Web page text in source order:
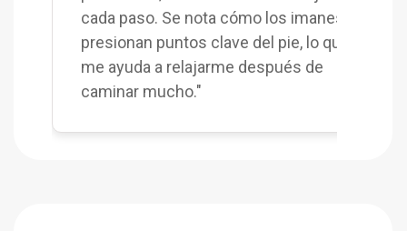
cada paso. Se nota cómo los imanes
presionan puntos clave del pie, lo que
me ayuda a relajarme después de
caminar mucho."